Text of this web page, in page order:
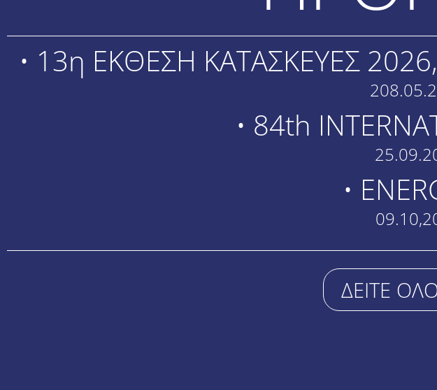
• 13η ΕΚΘΕΣΗ ΚΑΤΑΣΚΕΥΕΣ
• 84th
•
ΔΕΙΤΕ